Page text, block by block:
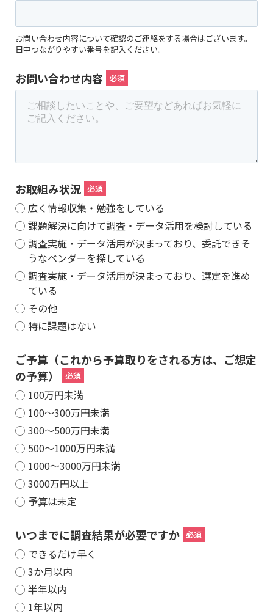
お問い合わせ内容について確認のご連絡をする場合はございます。
日中つながりやすい番号を記入ください。
お問い合わせ内容
お取組み状況
広く情報収集・勉強をしている
課題解決に向けて調査・データ活用を検討している
調査実施・データ活用が決まっており、委託できそ
うなベンダーを探している
調査実施・データ活用が決まっており、選定を進め
ている
その他
特に課題はない
ご予算（これから予算取りをされる方は、ご想定
の予算）
100万円未満
100～300万円未満
300～500万円未満
500～1000万円未満
1000～3000万円未満
3000万円以上
予算は未定
いつまでに調査結果が必要ですか
できるだけ早く
3か月以内
半年以内
1年以内